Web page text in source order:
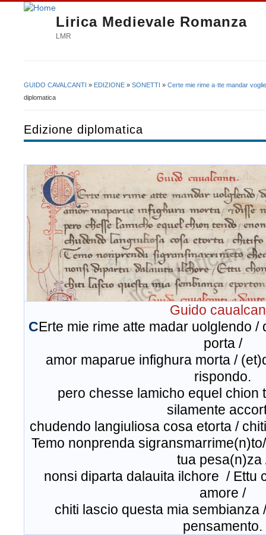
Lirica Medievale Romanza
LMR
Tu sei qui
GUIDO CAVALCANTI » EDIZIONE » SONETTI » Certe mie rime a·tte mandar
diplomatica
Edizione diplomatica
Guido
CErte mie rime atte madar uolglendo
porta /
amor maparue infighura morta /
rispondo.
pero chesse lamicho equel chion
silamente
chudendo langiuliosa cosa etorta /
Temo nonprenda
tua pesa(n)za
nonsi diparta dalauita ilchore / Ettu
amore /
chiti lascio questa mia sembianza
pensamento.